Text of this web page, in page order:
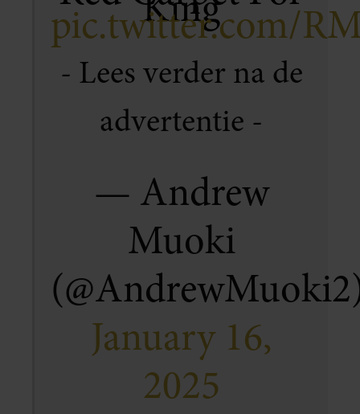
pic.twitter.com/
— Andrew
Muoki
January 16,
2025